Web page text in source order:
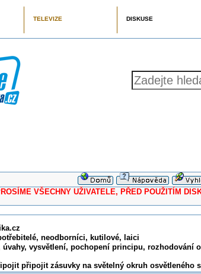
TELEVIZE DISKUSE
VŠECHNY UŽIVATELE, PŘED POUŽITÍM
neodborníci, kutilové, laici
úvahy, vysvětlení, pochopení principu, rozhodování
připojit zásuvky na světelný okruh osvětleného